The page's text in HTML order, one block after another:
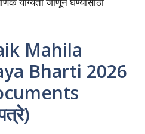
Mahila
Bharti 2026